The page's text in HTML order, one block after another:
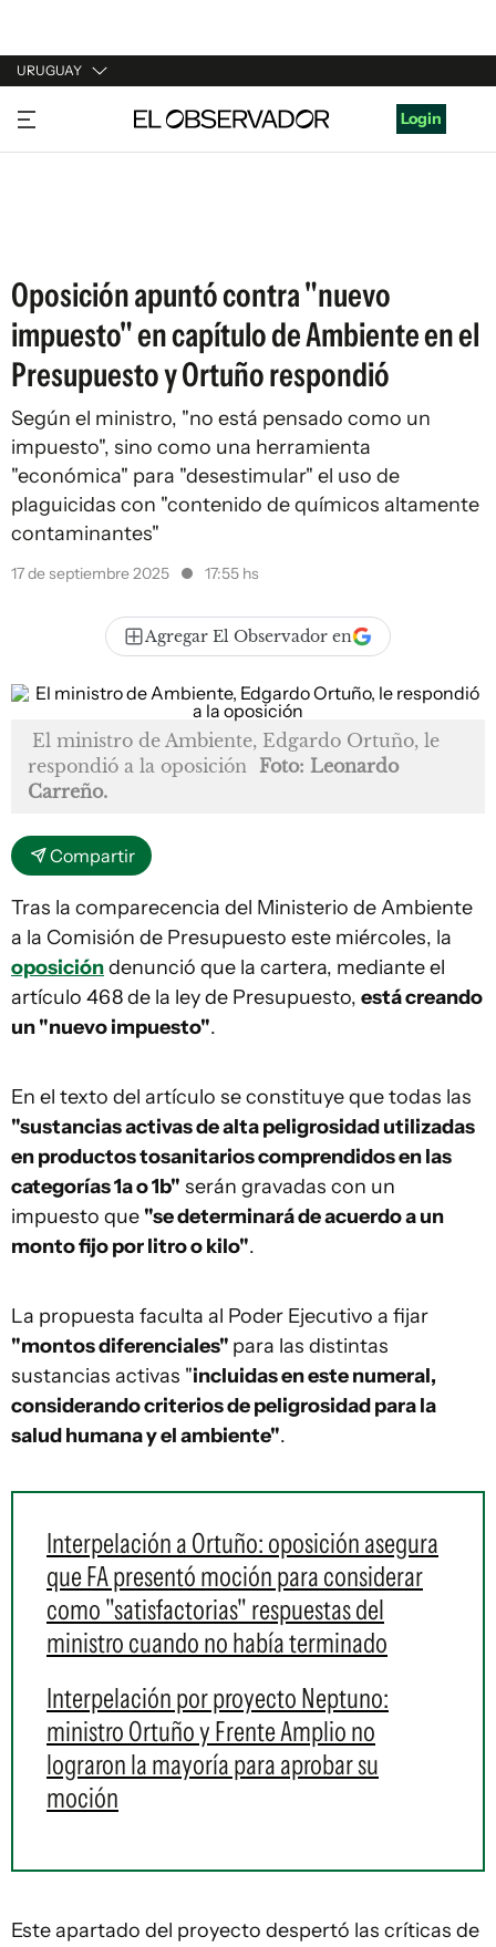
URUGUAY
URUGUAY
ARGENTINA
Login
Oposición apuntó contra "nuevo
impuesto" en capítulo de Ambiente en el
Presupuesto y Ortuño respondió
Según el ministro, "no está pensado como un
impuesto", sino como una herramienta
"económica" para "desestimular" el uso de
plaguicidas con "contenido de químicos altamente
contaminantes"
17 de septiembre 2025 17:55 hs
Agregar El Observador en
El ministro de Ambiente, Edgardo Ortuño, le
respondió a la oposición Foto: Leonardo
Carreño.
Compartir
Tras la comparecencia del Ministerio de Ambiente
a la Comisión de Presupuesto este miércoles, la
oposicióndenunció que la cartera, mediante el
artículo 468 de la ley de Presupuesto, está creando
un "nuevo impuesto".
En el texto del artículo se constituye que todas las
"sustancias activas de alta peligrosidad utilizadas
en productos tosanitarios comprendidos en las
categorías 1a o 1b" serán gravadas con un
impuesto que "se determinará de acuerdo a un
monto fijo por litro o kilo".
La propuesta faculta al Poder Ejecutivo a fijar
"montos diferenciales" para las distintas
sustancias activas "incluidas en este numeral,
considerando criterios de peligrosidad para la
salud humana y el ambiente".
Interpelación a Ortuño: oposición asegura
que FA presentó moción para considerar
como "satisfactorias" respuestas del
ministro cuando no había terminado
Interpelación por proyecto Neptuno:
ministro Ortuño y Frente Amplio no
lograron la mayoría para aprobar su
moción
Este apartado del proyecto despertó las críticas de